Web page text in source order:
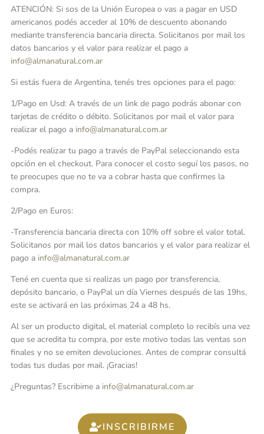
ATENCIÓN: Si sos de la Unión Europea o vas a pagar en USD
americanos podés acceder al 10% de descuento abonando
mediante transferencia bancaria directa. Solicitanos por mail los
datos bancarios y el valor para realizar el pago a
info@almanatural.com.ar
Si estás fuera de Argentina, tenés tres opciones para el pago:
1/Pago en Usd: A través de un link de pago podrás abonar con
tarjetas de crédito o débito. Solicitanos por mail el valor para
realizar el pago a info@almanatural.com.ar
-Podés realizar tu pago a través de PayPal seleccionando esta
opción en el checkout. Para conocer el costo seguí los pasos, no
te preocupes que no te va a cobrar hasta que confirmes la
compra.
2/Pago en Euros:
-Transferencia bancaria directa con 10% off sobre el valor total.
Solicitanos por mail los datos bancarios y el valor para realizar el
pago a info@almanatural.com.ar
Tené en cuenta que si realizas un pago por transferencia,
depósito bancario, o PayPal un día Viernes después de las 19hs,
este se activará en las próximas 24 a 48 hs.
Al ser un producto digital, el material completo lo recibís una vez
que se acredita tu compra, por este motivo todas las ventas son
finales y no se emiten devoluciones. Antes de comprar consultá
todas tus dudas por mail. ¡Gracias!
¿Preguntas? Escribime a info@almanatural.com.ar
INSCRIBIRME